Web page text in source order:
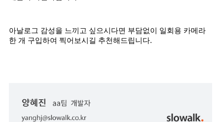
아날로그 감성을 느끼고 싶으시다면 부담없이 일회용 카메라
한 개 구입하여 찍어보시길 추천해드립니다.